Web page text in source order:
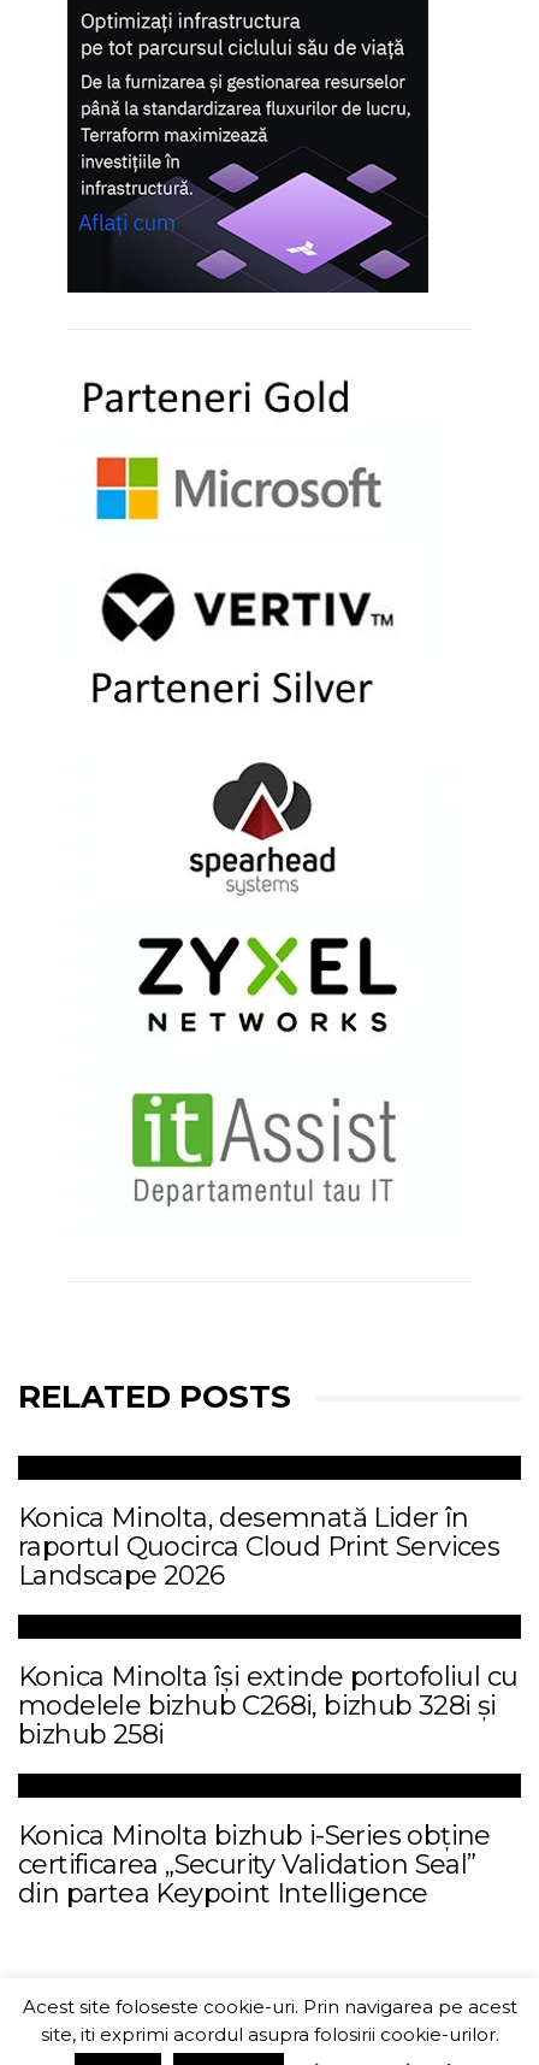
RELATED POSTS
Konica Minolta, desemnată Lider în
raportul Quocirca Cloud Print Services
Landscape 2026
Konica Minolta își extinde portofoliul cu
modelele bizhub C268i, bizhub 328i și
bizhub 258i
Konica Minolta bizhub i-Series obține
certificarea „Security Validation Seal”
din partea Keypoint Intelligence
ITChannel
Acest site foloseste cookie-uri. Prin navigarea pe acest
site, iti exprimi acordul asupra folosirii cookie-urilor.